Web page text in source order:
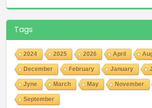
Tags
2024 2025 2026 April
December February January
Jyne March May November
September